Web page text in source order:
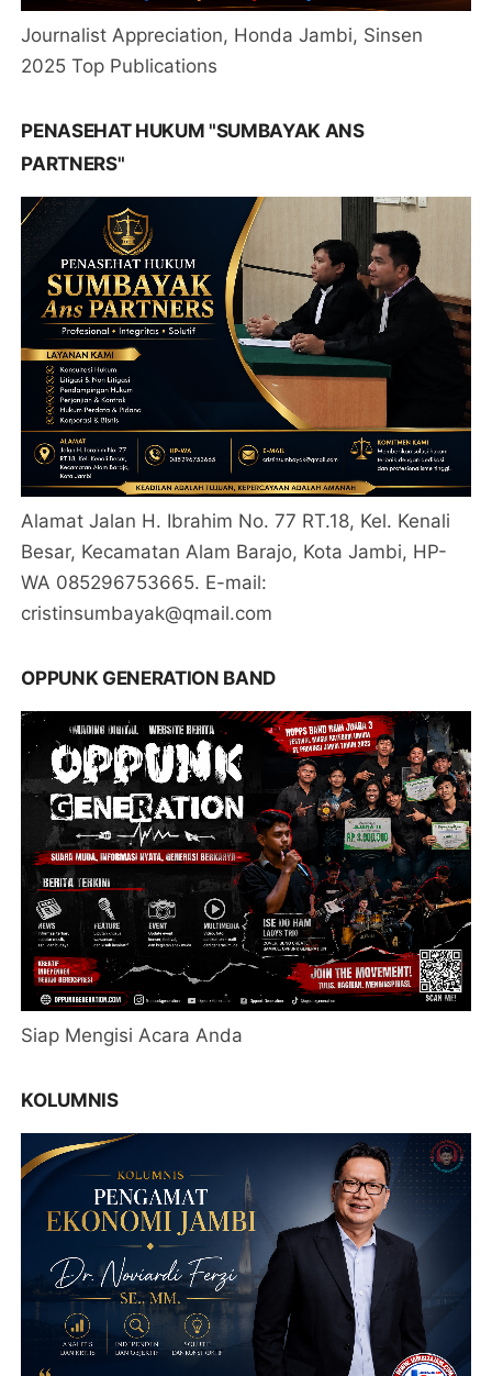
Journalist Appreciation, Honda Jambi, Sinsen
2025 Top Publications
PENASEHAT HUKUM "SUMBAYAK ANS
PARTNERS"
Alamat Jalan H. Ibrahim No. 77 RT.18, Kel. Kenali
Besar, Kecamatan Alam Barajo, Kota Jambi, HP-
WA 085296753665. E-mail:
cristinsumbayak@qmail.com
OPPUNK GENERATION BAND
Siap Mengisi Acara Anda
KOLUMNIS